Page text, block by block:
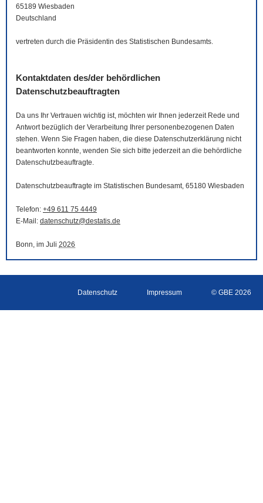
65189 Wiesbaden
Deutschland
vertreten durch die Präsidentin des Statistischen Bundesamts.
Kontaktdaten des/der behördlichen
Datenschutzbeauftragten
Da uns Ihr Vertrauen wichtig ist, möchten wir Ihnen jederzeit Rede und
Antwort bezüglich der Verarbeitung Ihrer personenbezogenen Daten
stehen. Wenn Sie Fragen haben, die diese Datenschutzerklärung nicht
beantworten konnte, wenden Sie sich bitte jederzeit an die behördliche
Datenschutzbeauftragte.
Datenschutzbeauftragte im Statistischen Bundesamt, 65180 Wiesbaden
Telefon: +49 611 75 4449
E-Mail : datenschutz@destatis.de
Bonn, im Juli 2026
Datenschutz Impressum © GBE 2026